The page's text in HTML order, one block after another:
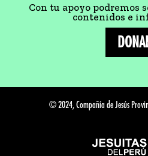
Con tu apoyo podremos
contenidos e
© 2024, Compañía de Jesús